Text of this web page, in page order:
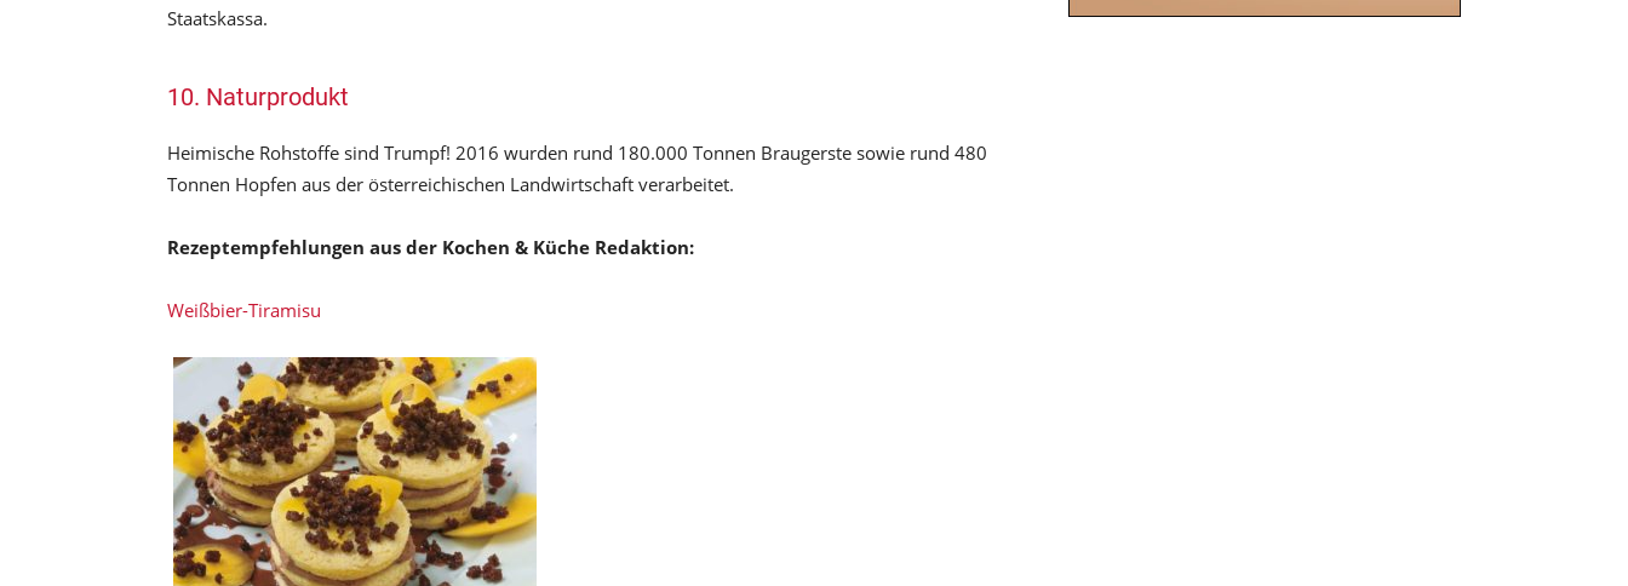
Staatskassa.
10. Naturprodukt
Heimische Rohstoffe sind Trumpf! 2016 wurden rund 180.000 Tonnen Braugerste sowie rund 480
Tonnen Hopfen aus der österreichischen Landwirtschaft verarbeitet.
Rezeptempfehlungen aus der Kochen & Küche Redaktion:
Weißbier-Tiramisu